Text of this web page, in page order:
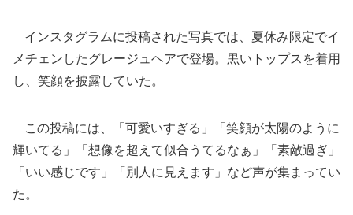
インスタグラムに投稿された写真では、夏休み限定でイ
メチェンしたグレージュヘアで登場。黒いトップスを着用
し、笑顔を披露していた。
この投稿には、「可愛いすぎる」「笑顔が太陽のように
輝いてる」「想像を超えて似合うてるなぁ」「素敵過ぎ」
「いい感じです」「別人に見えます」など声が集まってい
た。